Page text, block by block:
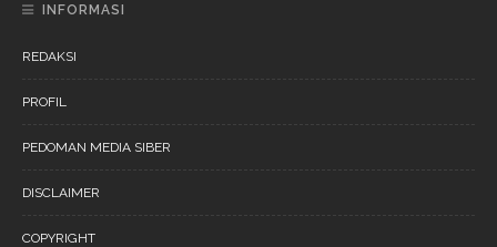
INFORMASI
REDAKSI
PROFIL
PEDOMAN MEDIA SIBER
DISCLAIMER
COPYRIGHT